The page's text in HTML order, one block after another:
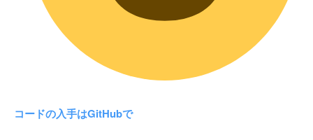
コードの入手はGitHubで